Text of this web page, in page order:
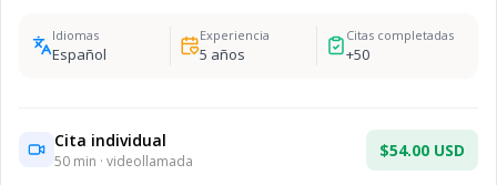
Idiomas
Español
Experiencia
5 años
Citas completadas
+50
Cita individual
50 min · videollamada
$54.00 USD